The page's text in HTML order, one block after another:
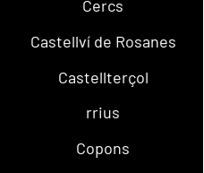
Cercs
Castellví de Rosanes
Castellterçol
rrius
Copons